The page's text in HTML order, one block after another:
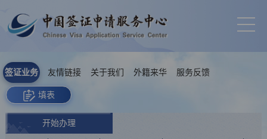
签证业务 友情链接 关于我们 外籍来华 服务反馈
填表
开始办理